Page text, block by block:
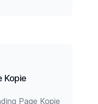
Kopie
Page Kopie